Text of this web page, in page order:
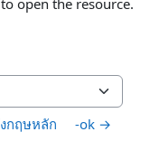
ม.3	ภาษาอังกฤษหลัก	-ok →